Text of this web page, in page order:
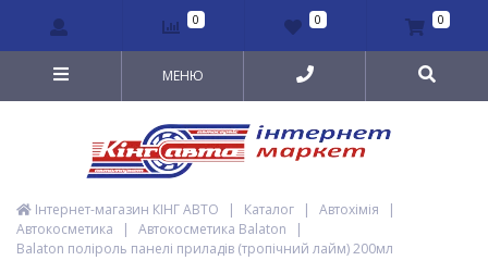
0 0 0
МЕНЮ
Інтернет-магазин КІНГ АВТО | Каталог | Автохімія
|
Автокосметика
| Автокосметика Balaton
|
Balaton поліроль панелі приладів (тропічний лайм) 200мл